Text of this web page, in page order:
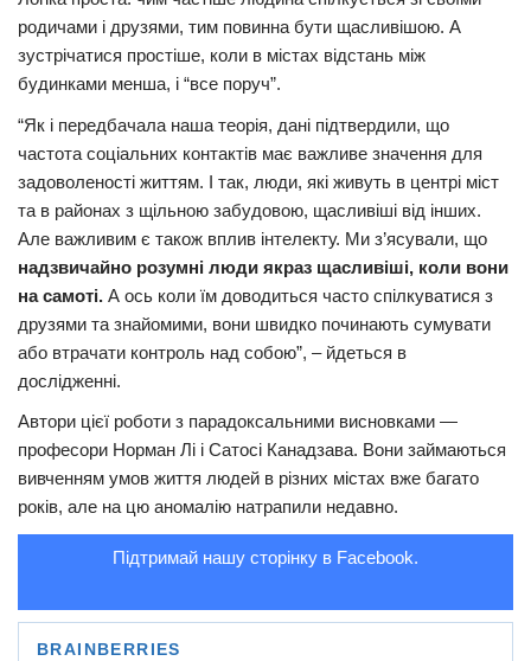
Культура
Шоу-біз
#Війна
родичами і друзями, тим повинна бути щасливішою. А
зустрічатися простіше, коли в містах відстань між
будинками менша, і “все поруч”.
“Як і передбачала наша теорія, дані підтвердили, що
частота соціальних контактів має важливе значення для
задоволеності життям. І так, люди, які живуть в центрі міст
та в районах з щільною забудовою, щасливіші від інших.
Але важливим є також вплив інтелекту. Ми з’ясували, що
надзвичайно розумні люди якраз щасливіші, коли вони
на самоті. А ось коли їм доводиться часто спілкуватися з
друзями та знайомими, вони швидко починають сумувати
або втрачати контроль над собою”, – йдеться в
дослідженні.
Автори цієї роботи з парадоксальними висновками —
професори Норман Лі і Сатосі Канадзава. Вони займаються
вивченням умов життя людей в різних містах вже багато
років, але на цю аномалію натрапили недавно.
Підтримай нашу сторінку в Facebook.